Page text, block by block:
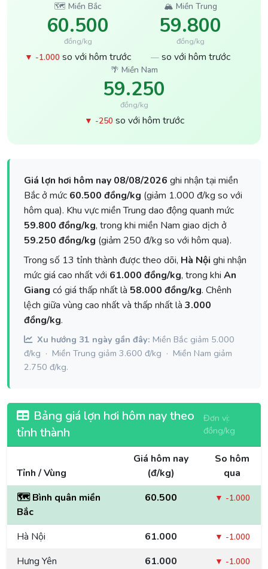
🗺️ Miền Bắc
60.500
đồng/kg
▼ -1.000 so với hôm trước
🏔️ Miền Trung
59.800
đồng/kg
—so với hôm trước
🌴 Miền Nam
59.250
đồng/kg
▼ -250 so với hôm trước
Giá lợn hơi hôm nay 08/08/2026 ghi nhận tại miền
Bắc ở mức 60.500 đồng/kg (giảm 1.000 đ/kg so với
hôm qua). Khu vực miền Trung dao động quanh mức
59.800 đồng/kg, trong khi miền Nam giao dịch ở
59.250 đồng/kg (giảm 250 đ/kg so với hôm qua).
Trong số 13 tỉnh thành được theo dõi, Hà Nội ghi nhận
mức giá cao nhất với 61.000 đồng/kg, trong khi An
Giang có giá thấp nhất là 58.000 đồng/kg. Chênh
lệch giữa vùng cao nhất và thấp nhất là 3.000
đồng/kg.
Xu hướng 31 ngày gần đây: Miền Bắc giảm 5.000
đ/kg · Miền Trung giảm 3.600 đ/kg · Miền Nam giảm
2.750 đ/kg.
Bảng giá lợn hơi hôm nay theo
tỉnh thành
Đơn vị:
đồng/kg
Tỉnh / Vùng
Giá hôm nay
(đ/kg)
So hôm
qua
🗺️ Bình quân miền
Bắc
60.500 ▼ -1.000
Hà Nội 61.000 ▼ -1.000
Hưng Yên 61.000 ▼ -1.000